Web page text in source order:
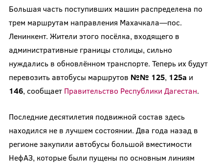
Большая часть поступивших машин распределена по
трем маршрутам направления Махачкала—пос.
Ленинкент. Жители этого посёлка, входящего в
административные границы столицы, сильно
нуждались в обновлённом транспорте. Теперь их будут
перевозить автобусы маршрутов №№ 125, 125а и
146, сообщает Правительство Республики Дагестан.
Последние десятилетия подвижной состав здесь
находился не в лучшем состоянии. Два года назад в
регионе закупили автобусы большой вместимости
НефАЗ, которые были пущены по основным линиям